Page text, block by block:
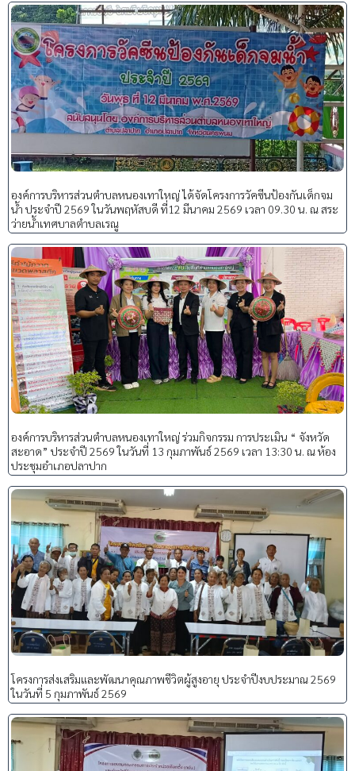
องค์การบริหารส่วนตำบลหนองเทาใหญ่ ได้จัดโครงการวัคซีนป้องกันเด็กจม
น้ำ ประจำปี 2569 ในวันพฤหัสบดี ที่12 มีนาคม 2569 เวลา 09.30 น. ณ สระ
ว่ายน้ำเทศบาลตำบลเรณู
องค์การบริหารส่วนตำบลหนองเทาใหญ่ ร่วมกิจกรรม การประเมิน “ จังหวัด
สะอาด” ประจำปี 2569 ในวันที่ 13 กุมภาพันธ์ 2569 เวลา 13:30 น. ณ ห้อง
ประชุมอำเภอปลาปาก
โครงการส่งเสริมและพัฒนาคุณภาพชีวิตผู้สูงอายุ ประจำปีงบประมาณ 2569
ในวันที่ 5 กุมภาพันธ์ 2569